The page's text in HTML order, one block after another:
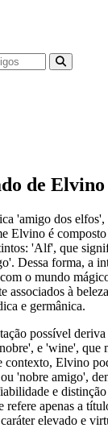
de Elvino
'amigo dos
Elvino é
'Alf', que
Dessa forma, a
o mundo
associados à
e germânica.
possível
e 'wine', que
contexto, Elvino
'nobre amigo',
e
refere apenas a
elevado e